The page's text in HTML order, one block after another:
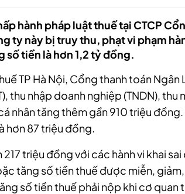
hành pháp luật thuế tại CTCP
ty này bị truy thu, phạt vi phạm
tiền là hơn 1,2 tỷ đồng.
TP Hà Nội, Cổng thanh toán
thu nhập doanh nghiệp (TNDN), thu
nhân tăng thêm gần 910 triệu
hơn 87 triệu đồng.
triệu đồng với các hành vi khai sai
tăng số tiền thuế được miễn,
số tiền thuế phải nộp khi cơ quan